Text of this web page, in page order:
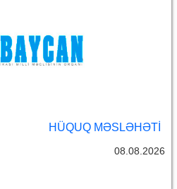
HÜQUQ MƏSLƏHƏTI
08.08.2026